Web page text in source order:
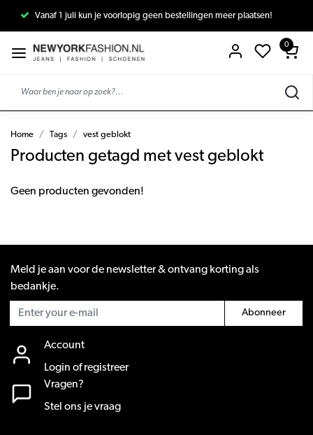
Vanaf 1 juli kun je voorlopig geen bestellingen meer plaatsen!
0
Home Tags vest geblokt
Producten getagd met vest geblokt
Geen producten gevonden!
Meld je aan voor de newsletter & ontvang korting als
bedankje.
Abonneer
Account
Login of registreer
Vragen?
Stel ons je vraag